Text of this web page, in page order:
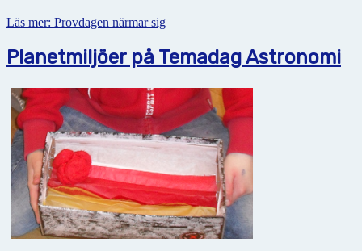
Läs mer: Provdagen närmar sig
Planetmiljöer på Temadag Astronomi